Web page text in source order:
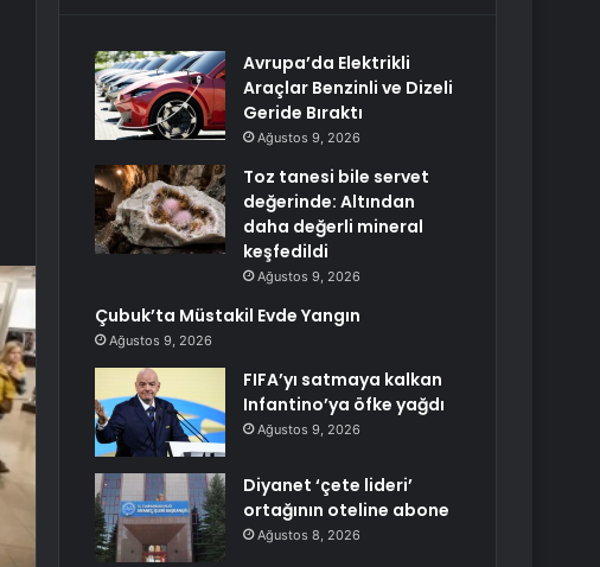
Avrupa’da Elektrikli
Araçlar Benzinli ve Dizeli
Geride Bıraktı
Ağustos 9, 2026
Toz tanesi bile servet
değerinde: Altından
daha değerli mineral
keşfedildi
Ağustos 9, 2026
Çubuk’ta Müstakil Evde Yangın
Ağustos 9, 2026
FIFA’yı satmaya kalkan
Infantino’ya öfke yağdı
Ağustos 9, 2026
Diyanet ‘çete lideri’
ortağının oteline abone
Ağustos 8, 2026